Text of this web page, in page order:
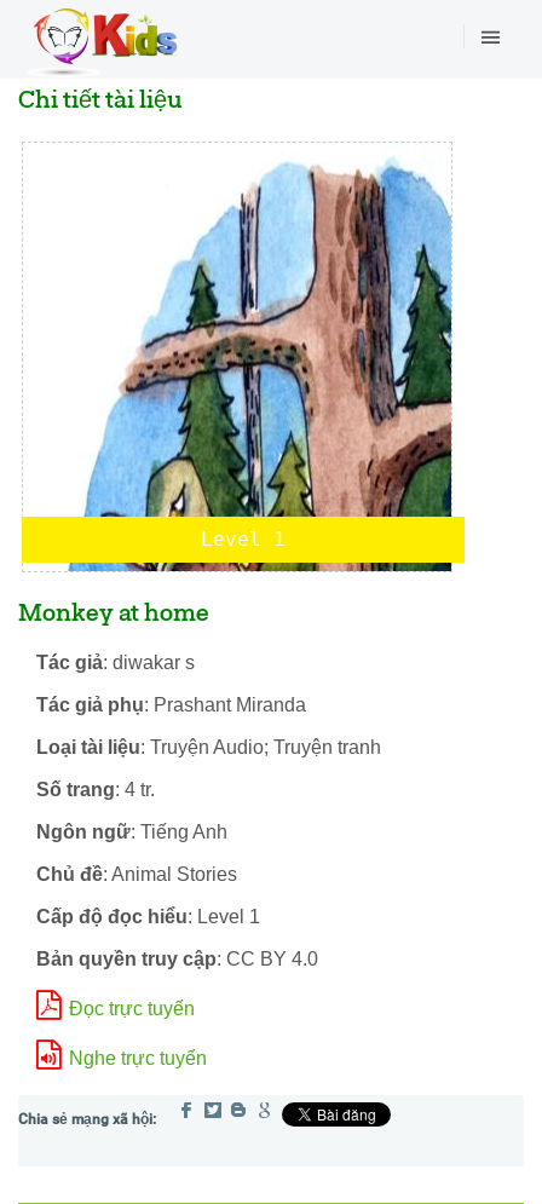
Chi tiết tài liệu
Level 1
Monkey at home
Tác giả: diwakar s
Tác giả phụ: Prashant Miranda
Loại tài liệu: Truyện Audio; Truyện tranh
Số trang: 4 tr.
Ngôn ngữ: Tiếng Anh
Chủ đề: Animal Stories
Cấp độ đọc hiểu: Level 1
Bản quyền truy cập: CC BY 4.0
Đọc trực tuyến
Nghe trực tuyến